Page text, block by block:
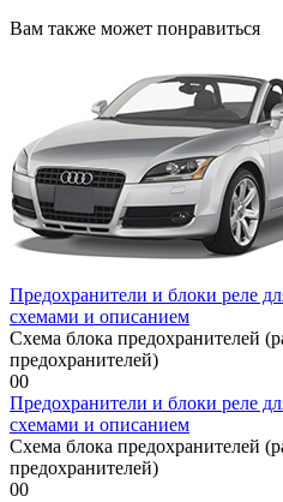
Вам также может понравиться
Предохранители и блоки реле
схемами и описанием
Схема блока предохранителей
предохранителей)
00
Предохранители и блоки реле
схемами и описанием
Схема блока предохранителей
предохранителей)
00